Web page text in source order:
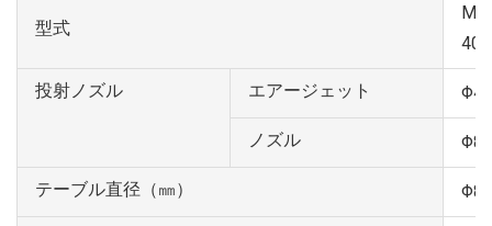
型式
MY-
40B
投射ノズル エアージェット
ノズル
テーブル直径（㎜）